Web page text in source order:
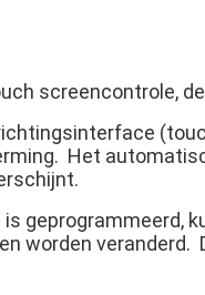
screencontrole,
Het
geprogrammeerd,
worden